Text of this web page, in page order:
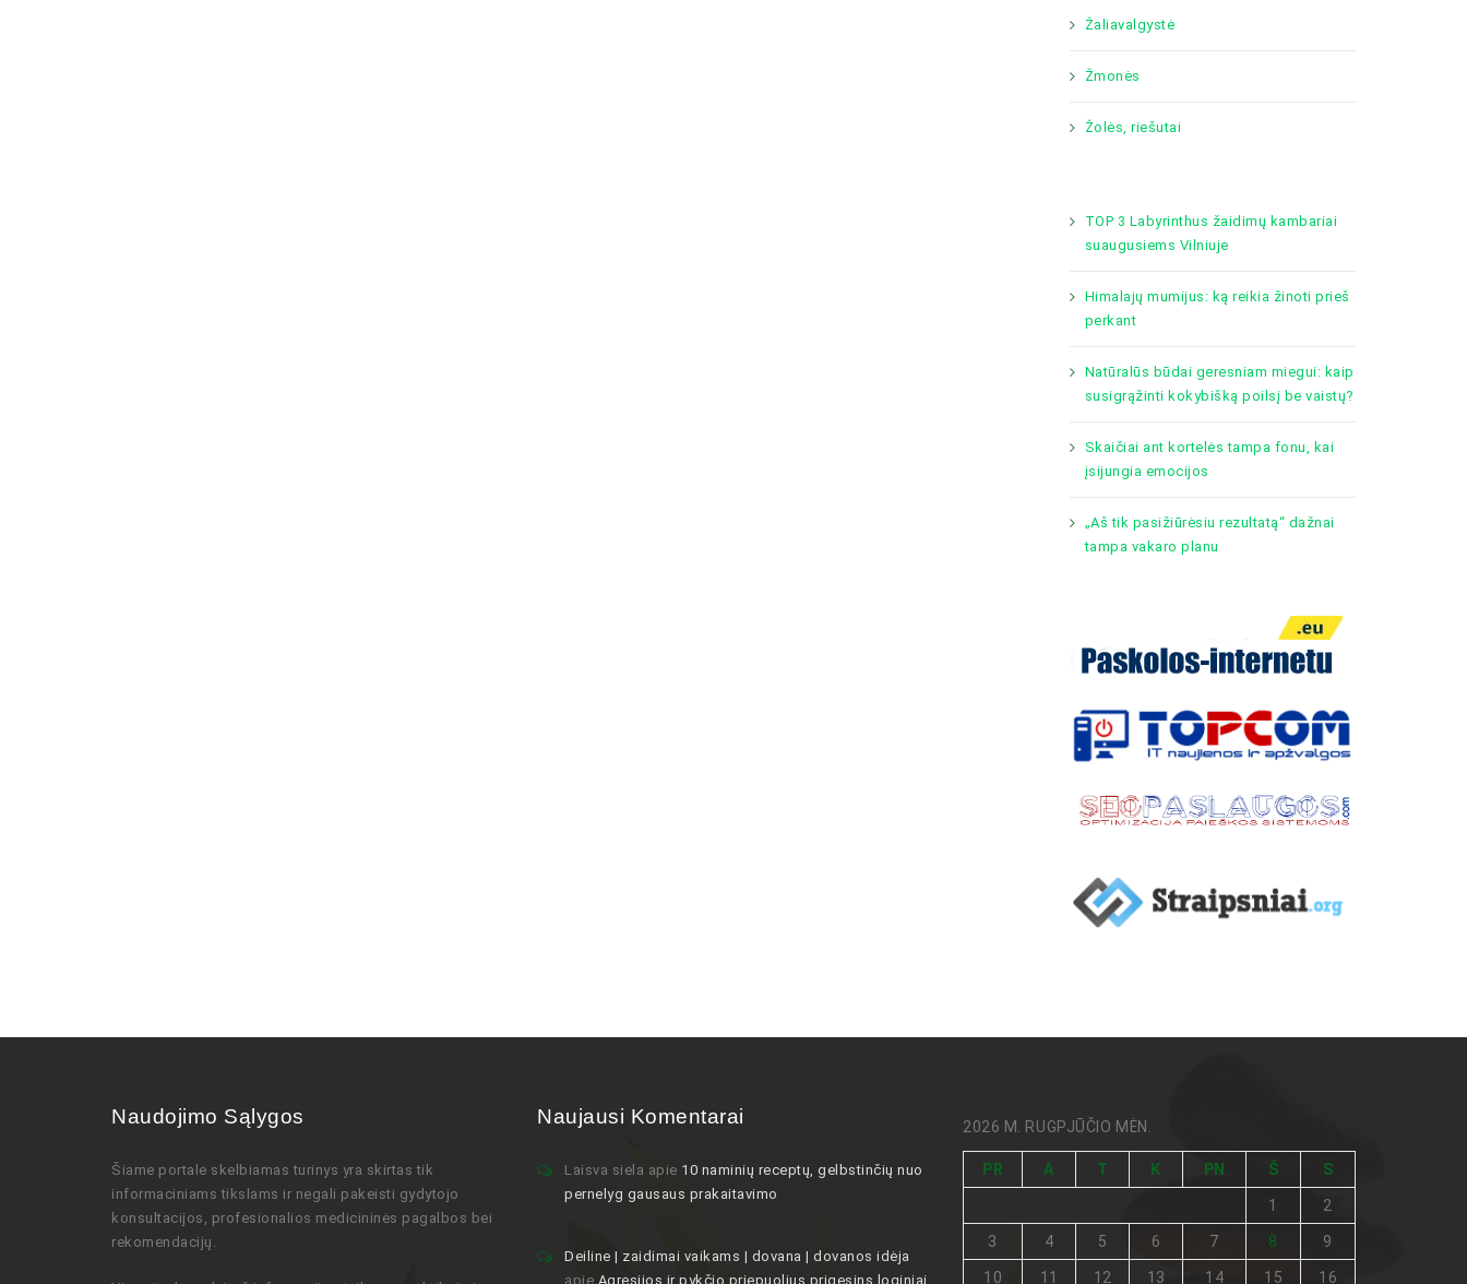
Žaliavalgystė
Žmonės
Žolės, riešutai
TOP 3 Labyrinthus žaidimų kambariai
suaugusiems Vilniuje
Himalajų mumijus: ką reikia žinoti prieš
perkant
Natūralūs būdai geresniam miegui: kaip
susigrąžinti kokybišką poilsį be vaistų?
Skaičiai ant kortelės tampa fonu, kai
įsijungia emocijos
„Aš tik pasižiūrėsiu rezultatą“ dažnai
tampa vakaro planu
Naudojimo Sąlygos
Šiame portale skelbiamas turinys yra skirtas tik
informaciniams tikslams ir negali pakeisti gydytojo
konsultacijos, profesionalios medicininės pagalbos bei
rekomendacijų .
Naujausi Komentarai
Laisva siela apie 10 naminių receptų, gelbstinčių nuo
pernelyg gausaus prakaitavimo
Deiline | zaidimai vaikams | dovana | dovanos idėja
apie Agresijos ir pykčio priepuolius prigesins loginiai
2026 M. RUGPJŪČIO MĖN.
PR A T K PN Š S
1 2
3 4 5 6 7 8 9
10 11 12 13 14 15 16